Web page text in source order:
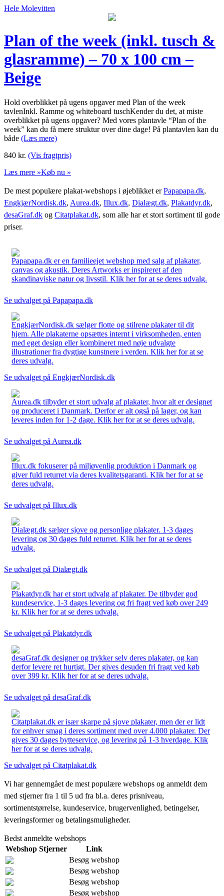
Hele Molevitten
Plan of the week (inkl. tusch &
glasramme) – 70 x 100 cm –
Beige
Hold overblikket på ugens opgaver med Plan of the week
tavlenInkl. Ramme og whiteboard tuschKender du det, at miste
overblikket på ugens opgaver? Med vores plantavle “Plan of the
week” kan du få mere struktur over dine dage! På plantavlen kan du
både (Læs mere)
840 kr. (Vis fragtpris)
Læs mere »Køb nu »
De mest populære plakat-webshops i øjeblikket erPapapapa.dk,
EngkjærNordisk.dk, Aurea.dk, Illux.dk, Dialægt.dk, Plakatdyr.dk,
desaGraf.dk og Citatplakat.dk, som alle har et stort sortiment til gode
priser.
Papapapa.dk er en familieejet webshop med salg af plakater,
canvas og akustik. Deres Artworks er inspireret af den
skandinaviske natur og livsstil. Klik her for at se deres udvalg.
Se udvalget på Papapapa.dk
EngkjærNordisk.dk sælger flotte og stilrene plakater til dit
hjem. Alle plakaterne opsættes internt i virksomheden, enten
med eget design eller kombineret med nøje udvalgte
illustrationer fra dygtige kunstnere i verden. Klik her for at se
deres udvalg.
Se udvalget på EngkjærNordisk.dk
Aurea.dk tilbyder et stort udvalg af plakater, hvor alt er designet
og produceret i Danmark. Derfor er alt også på lager, og kan
leveres inden for 1-2 dage. Klik her for at se deres udvalg.
Se udvalget på Aurea.dk
Illux.dk fokuserer på miljøvenlig produktion i Danmark og
giver fuld returret via deres kvalitetsgaranti. Klik her for at se
deres udvalg.
Se udvalget på Illux.dk
Dialægt.dk sælger sjove og personlige plakater. 1-3 dages
levering og 30 dages fuld returret. Klik her for at se deres
udvalg.
Se udvalget på Dialægt.dk
Plakatdyr.dk har et stort udvalg af plakater. De tilbyder god
kundeservice, 1-3 dages levering og fri fragt ved køb over 249
kr. Klik her for at se deres udvalg.
Se udvalget på Plakatdyr.dk
desaGraf.dk designer og trykker selv deres plakater, og kan
derfor levere ret hurtigt. Der gives desuden fri fragt ved køb
over 399 kr. Klik her for at se deres udvalg.
Se udvalget på desaGraf.dk
Citatplakat.dk er især skarpe på sjove plakater, men der er lidt
for enhver smag i deres sortiment med over 4.000 plakater. Der
gives 30 dages bytteservice, og levering på 1-3 hverdage. Klik
her for at se deres udvalg.
Se udvalget på Citatplakat.dk
Vi har gennemgået de mest populære webshops og anmeldt dem
med stjerner fra 1 til 5 ud fra bl.a. deres prisniveau,
sortimentstørrelse, kundeservice, brugervenlighed, betingelser,
leveringsformer og betalingsmuligheder.
Bedst anmeldte webshops
Webshop Stjerner
Link
Besøg webshop
Besøg webshop
Besøg webshop
Besøg webshop